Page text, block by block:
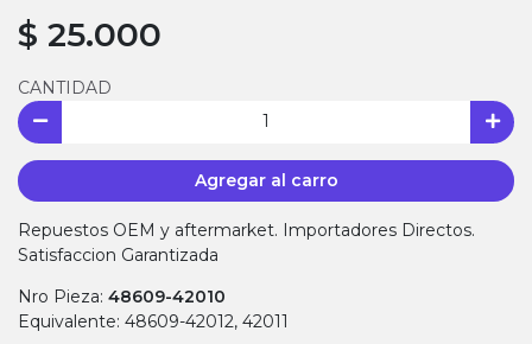
$ 25.000
CANTIDAD
Agregar al carro
Repuestos OEM y aftermarket. Importadores Directos.
Satisfaccion Garantizada
Nro Pieza: 48609-42010
Equivalente: 48609-42012, 42011